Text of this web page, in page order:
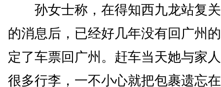
孙女士称，在得知西九龙站复
的消息后，已经好几年没有回广州
定了车票回广州。赶车当天她与家
很多行李，一不小心就把包裹遗忘